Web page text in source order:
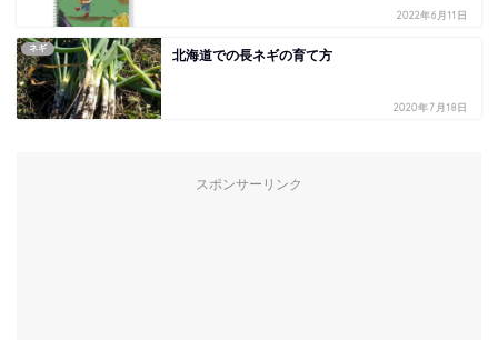
2022年6月11日
ネギ 北海道での長ネギの育て方
2020年7月18日
スポンサーリンク